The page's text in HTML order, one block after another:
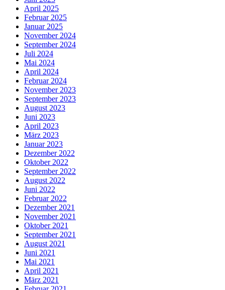
April 2025
Februar 2025
Januar 2025
November 2024
September 2024
Juli 2024
Mai 2024
April 2024
Februar 2024
November 2023
September 2023
August 2023
Juni 2023
April 2023
März 2023
Januar 2023
Dezember 2022
Oktober 2022
September 2022
August 2022
Juni 2022
Februar 2022
Dezember 2021
November 2021
Oktober 2021
September 2021
August 2021
Juni 2021
Mai 2021
April 2021
März 2021